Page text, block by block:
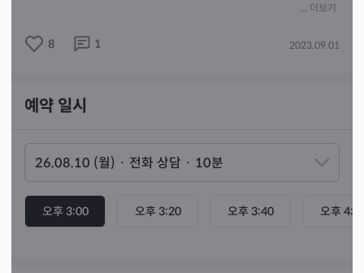
오프업무가 없을 시에는 가능하한 접속을 하겠습니다. 상
확인 후 바로 연락드리겠습니다.  오프상담 또는 먼저 찾으
방문상담의 경우, 일정 논의 후 예약가능하며, 상담은  18
똑같은 상담내용과 똑같은 운이라 할지라도 질문에 따라
답이 전혀 다르게 나올 수 있으며, 막연한 질문이 아닌, 정
확한 질문을 해주셔야 더 정확한 답을 찾을 수 있습니다.
답정너 고객님 또는 떠보려 들어오시는 분은 사양합니다.
원하시는 답을 찾으실 수 없습니다.
... 더보기
8 1 2023.09.01
예약 일시
오후 3:00 오후 3:20 오후 3:40 오후